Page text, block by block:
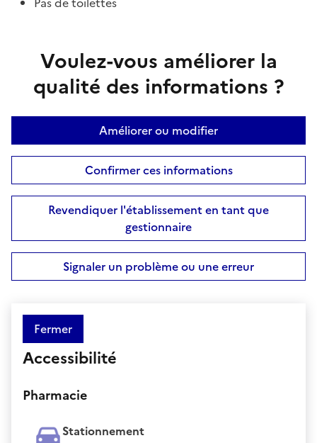
Voulez-vous améliorer la
qualité des informations ?
Améliorer ou modifier
Confirmer ces informations
Revendiquer l'établissement en tant que
gestionnaire
Signaler un problème ou une erreur
Fermer
Accessibilité
Pharmacie
Stationnement